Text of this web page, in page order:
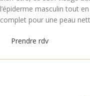
l’épiderme masculin tout
complet pour une peau
Prendre rdv